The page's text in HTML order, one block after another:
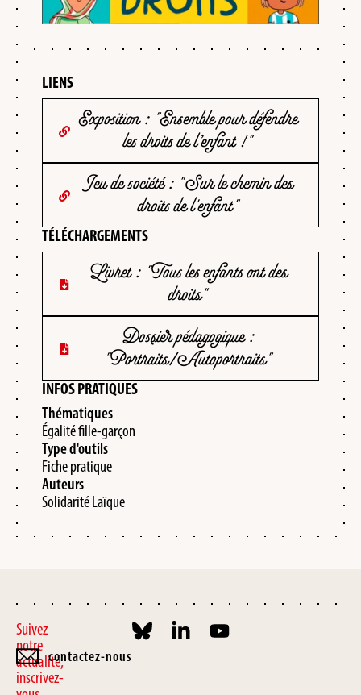
LIENS
Exposition : "Ensemble pour défendre
les droits de l’enfant !"
Jeu de société : "Sur le chemin des
droits de l'enfant"
TÉLÉCHARGEMENTS
Livret : "Tous les enfants ont des
droits"
Dossier pédagogique :
"Portraits/Autoportraits"
INFOS PRATIQUES
Thématiques
Égalité fille-garçon​
Type d'outils
Fiche pratique
Auteurs
Solidarité Laïque
Suivez
notre
actualité,
inscrivez-
contactez-nous